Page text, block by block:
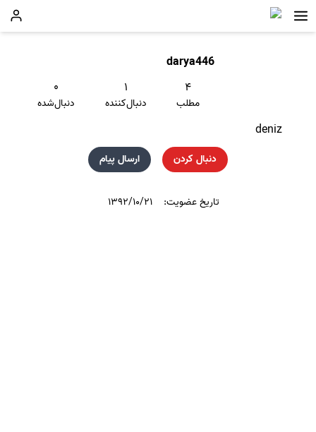
darya446
۴
مطلب
۱
دنبال‌کننده
۰
دنبال‌شده
deniz
دنبال کردن ارسال پیام
تاریخ عضویت: ۱۳۹۲/۱۰/۲۱